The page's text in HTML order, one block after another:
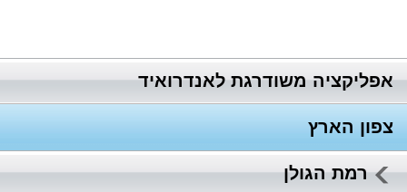
אפליקציה משודרגת לאנדרואיד
צפון הארץ
רמת הגולן